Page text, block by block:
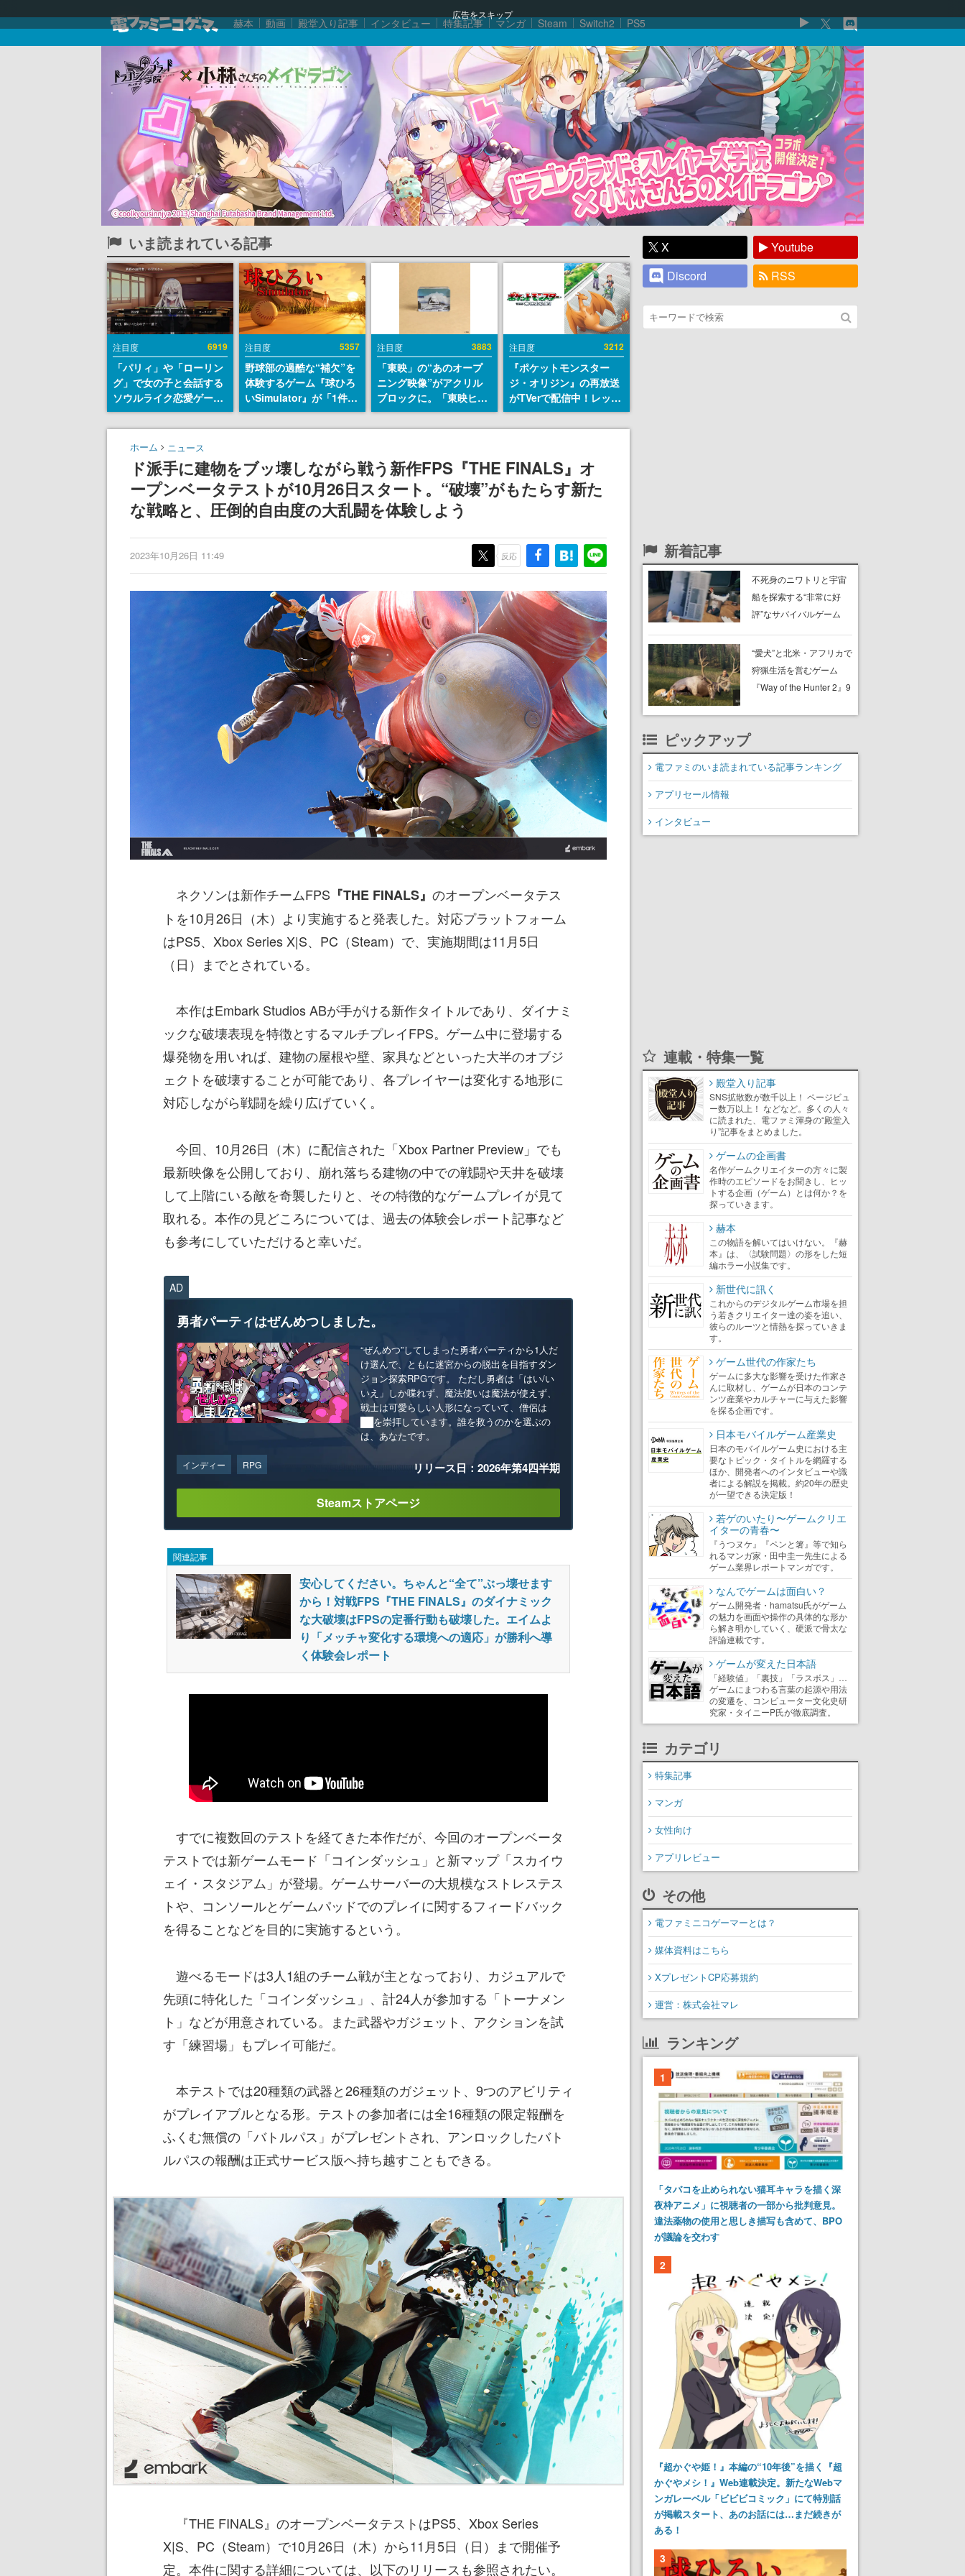
広告をスキップ
赫本 動画 殿堂入り記事 インタビュー 特集記事 マンガ Steam Switch2 PS5
いま読まれている記事
注目度 6919
「パリィ」や「ローリン
グ」で女の子と会話する
ソウルライク恋愛ゲーム
『小早川さんはソウルラ
イク』無料公開。返事に
失敗すると「YOU
DIED」
注目度 5357
野球部の過酷な“補欠”を
体験するゲーム『球ひろ
いSimulator』が「1件」
のウィッシュリストをも
とにチェコ語に対応し
ダム・カム』開発元やチ
ェコのプロ野球選手から
称賛の声
注目度 3883
「東映」の“あのオープ
ニング映像”がアクリル
ブロックに。「東映ヒス
トリカル グッズコレクシ
ョン」が8月下旬より発
注目度 3212
『ポケットモンスター
ジ・オリジン』の再放送
がTVerで配信中！レッド
（CV：竹内順子）が主人
公のオリジナルアニメ
ホーム ニュース
ド派手に建物をブッ壊しながら戦う新作FPS『THE FINALS』オ
ープンベータテストが10月26日スタート。“破壊”がもたらす新た
な戦略と、圧倒的自由度の大乱闘を体験しよう
2023年10月26日 11:49 反応
ネクソンは新作チームFPS 『THE FINALS』 のオープンベータテス
トを10月26日（木）より実施すると発表した。対応プラットフォーム
はPS5、Xbox Series X|S、PC（Steam）で、実施期間は11月5日
（日）までとされている。
本作はEmbark Studios ABが手がける新作タイトルであり、ダイナミ
ックな破壊表現を特徴とするマルチプレイFPS。ゲーム中に登場する
爆発物を用いれば、建物の屋根や壁、家具などといった大半のオブジ
ェクトを破壊することが可能であり、各プレイヤーは変化する地形に
対応しながら戦闘を繰り広げていく。
今回、10月26日（木）に配信された「Xbox Partner Preview」でも
最新映像を公開しており、崩れ落ちる建物の中での戦闘や天井を破壊
して上階にいる敵を奇襲したりと、その特徴的なゲームプレイが見て
取れる。本作の見どころについては、過去の体験会レポート記事など
も参考にしていただけると幸いだ。
AD
勇者パーティはぜんめつしました。
“ぜんめつ”してしまった勇者パーティから1人だ
け選んで、ともに迷宮からの脱出を目指すダン
ジョン探索RPGです。 ただし勇者は「はい/い
いえ」しか喋れず、魔法使いは魔法が使えず、
戦士は可愛らしい人形になっていて、僧侶は
██を崇拝しています。誰を救うのかを選ぶの
は、あなたです。
インディー RPG リリース日：2026年第4四半期
Steamストアページ
関連記事
安心してください。ちゃんと“全て”ぶっ壊せます
から！対戦FPS『THE FINALS』のダイナミック
な大破壊はFPSの定番行動も破壊した。エイムよ
り「メッチャ変化する環境への適応」が勝利へ導
く体験会レポート
すでに複数回のテストを経てきた本作だが、今回のオープンベータ
テストでは新ゲームモード「コインダッシュ」と新マップ「スカイウ
ェイ・スタジアム」が登場。ゲームサーバーの大規模なストレステス
トや、コンソールとゲームパッドでのプレイに関するフィードバック
を得ることなどを目的に実施するという。
遊べるモードは3人1組のチーム戦が主となっており、カジュアルで
先頭に特化した「コインダッシュ」、計24人が参加する「トーナメン
ト」などが用意されている。また武器やガジェット、アクションを試
す「練習場」もプレイ可能だ。
本テストでは20種類の武器と26種類のガジェット、9つのアビリティ
がプレイアブルとなる形。テストの参加者には全16種類の限定報酬を
ふくむ無償の「バトルパス」がプレゼントされ、アンロックしたバト
ルパスの報酬は正式サービス版へ持ち越すこともできる。
『THE FINALS』のオープンベータテストはPS5、Xbox Series
X|S、PC（Steam）で10月26日（木）から11月5日（日）まで開催予
定。本件に関する詳細については、以下のリリースも参照されたい。
X
Youtube
Discord
RSS
新着記事
不死身のニワトリと宇宙
船を探索する“非常に好
評”なサバイバルゲーム
配布中。入手できる期間
は8月10日まで
“愛犬”と北米・アフリカで
狩猟生活を営むゲーム
『Way of the Hunter 2』9
て登場し、冒険を重ねる
と成長する。記念撮影も
ピックアップ
電ファミのいま読まれている記事ランキング
アプリセール情報
インタビュー
連載・特集一覧
殿堂入り記事
SNS拡散数が数千以上！ ページビュ
ー数万以上！ などなど。多くの人々
に読まれた、電ファミ渾身の“殿堂入
り”記事をまとめました。
ゲームの企画書
名作ゲームクリエイターの方々に製
作時のエピソードをお聞きし、ヒッ
トする企画（ゲーム）とは何か？を
探っていきます。
赫本
この物語を解いてはいけない。『赫
本』は、〈試験問題〉の形をした短
編ホラー小説集です。
新世代に訊く
これからのデジタルゲーム市場を担
う若きクリエイター達の姿を追い、
彼らのルーツと情熱を探っていきま
す。
ゲーム世代の作家たち
ゲームに多大な影響を受けた作家さ
んに取材し、ゲームが日本のコンテ
ンツ産業やカルチャーに与えた影響
を探る企画です。
日本モバイルゲーム産業史
日本のモバイルゲーム史における主
要なトピック・タイトルを網羅する
ほか、開発者へのインタビューや識
者による解説を掲載。約20年の歴史
が一望できる決定版！
若ゲのいたり〜ゲームクリエ
イターの青春〜
『うつヌケ』『ペンと箸』等で知ら
れるマンガ家・田中圭一先生による
ゲーム業界レポートマンガです。
なんでゲームは面白い？
ゲーム開発者・hamatsu氏がゲーム
の魅力を画面や操作の具体的な形か
ら解き明かしていく、硬派で骨太な
評論連載です。
ゲームが変えた日本語
「経験値」「裏技」「ラスボス」…
ゲームにまつわる言葉の起源や用法
の変遷を、コンピューター文化史研
究家・タイニーP氏が徹底調査。
カテゴリ
特集記事
マンガ
女性向け
アプリレビュー
その他
電ファミニコゲーマーとは？
媒体資料はこちら
XプレゼントCP応募規約
運営：株式会社マレ
ランキング
1
「タバコを止められない猫耳キャラを描く深
夜枠アニメ」に視聴者の一部から批判意見。
違法薬物の使用と思しき描写も含めて、BPO
が議論を交わす
2
『超かぐや姫！』本編の“10年後”を描く『超
かぐやメシ！』Web連載決定。新たなWebマ
ンガレーベル「ビビビコミック」にて特別話
が掲載スタート、あのお話には…まだ続きが
ある！
3